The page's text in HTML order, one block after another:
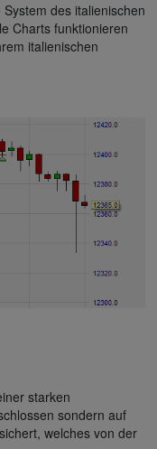
des italienischen
Charts funktionieren
italienischen
starken
sondern auf
welches von der